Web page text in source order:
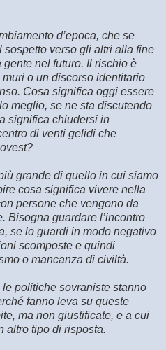
d’epoca, che se
sospetto verso gli altri alla fine
nel futuro. Il rischio è
o un discorso identitario
Cosa significa oggi essere
meglio, se ne sta discutendo
significa chiudersi in
di venti gelidi che
grande di quello in cui siamo
cosa significa vivere nella
persone che vengono da
Bisogna guardare l’incontro
se lo guardi in modo negativo
scomposte e quindi
o mancanza di civiltà.
politiche sovraniste stanno
fanno leva su queste
ma non giustificate, e a cui
altro tipo di risposta.